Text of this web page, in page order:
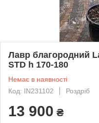
Лавр благородний
STD h 170-180
Немає в наявності
Код: IN231102
Роздріб
13 900 ₴